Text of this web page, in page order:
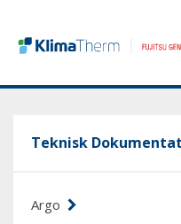
Teknisk
Argo